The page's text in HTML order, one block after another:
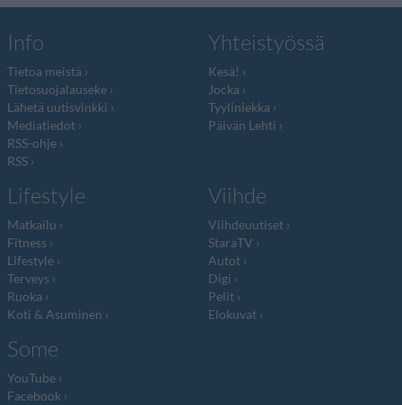
Info
Tietoa meistä
Tietosuojalauseke
Lähetä uutisvinkki
Mediatiedot
RSS-ohje
RSS
Yhteistyössä
Kesä!
Jocka
Tyyliniekka
Päivän Lehti
Lifestyle
Matkailu
Fitness
Lifestyle
Terveys
Ruoka
Koti & Asuminen
Viihde
Viihdeuutiset
StaraTV
Autot
Digi
Pelit
Elokuvat
Some
YouTube
Facebook